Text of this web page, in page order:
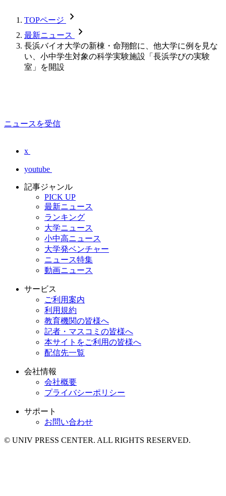
TOPページ chevron_forward
最新ニュース chevron_forward
長浜バイオ大学の新棟・命翔館に、他大学に例を見な
い、小中学生対象の科学実験施設「長浜学びの実験
室」を開設
ニュースを受信
x
youtube
記事ジャンル
PICK UP
最新ニュース
ランキング
大学ニュース
小中高ニュース
大学発ベンチャー
ニュース特集
動画ニュース
サービス
ご利用案内
利用規約
教育機関の皆様へ
記者・マスコミの皆様へ
本サイトをご利用の皆様へ
配信先一覧
会社情報
会社概要
プライバシーポリシー
サポート
お問い合わせ
© UNIV PRESS CENTER. ALL RIGHTS RESERVED.